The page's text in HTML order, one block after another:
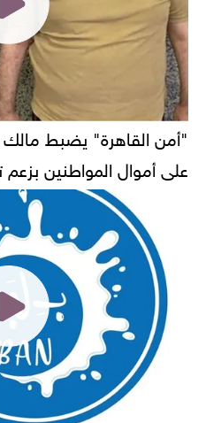
"أمن القاهرة" يضبط
على أموال المواطنين بزعم